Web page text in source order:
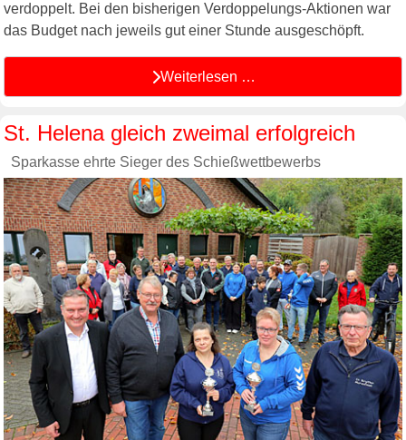
verdoppelt. Bei den bisherigen Verdoppelungs-Aktionen war
das Budget nach jeweils gut einer Stunde ausgeschöpft.
Weiterlesen …
St. Helena gleich zweimal erfolgreich
Sparkasse ehrte Sieger des Schießwettbewerbs